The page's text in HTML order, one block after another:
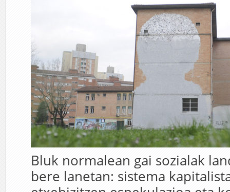
Bluk normalean gai sozialak
bere lanetan: sistema